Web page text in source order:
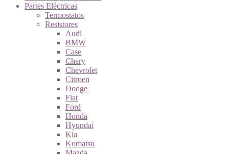
Partes Eléctricas
Termostatos
Resistores
Audi
BMW
Case
Chery
Chevrolet
Citroen
Dodge
Fiat
Ford
Honda
Hyundai
Kia
Komatsu